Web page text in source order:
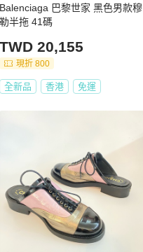
Balenciaga 巴黎世家 黑色男款穆
勒半拖 41碼
TWD 20,155
現折 800
全新品 香港 免運